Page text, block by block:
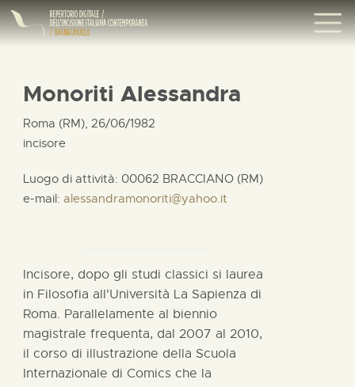
Monoriti Alessandra
Roma (RM), 26/06/1982
incisore
Luogo di attività: 00062 BRACCIANO (RM)
e-mail: alessandramonoriti@yahoo.it
Incisore, dopo gli studi classici si laurea
in Filosofia all'Università La Sapienza di
Roma. Parallelamente al biennio
magistrale frequenta, dal 2007 al 2010,
il corso di illustrazione della Scuola
Internazionale di Comics che la